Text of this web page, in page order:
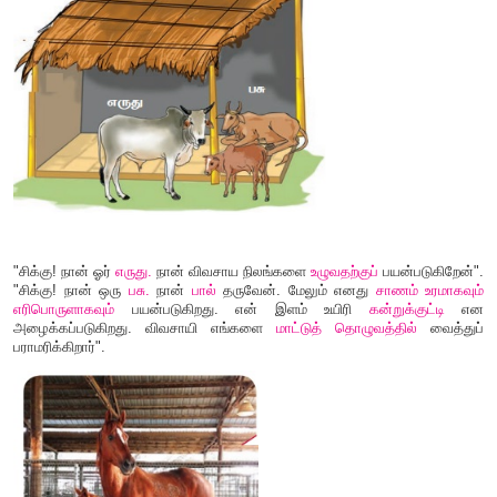
குதிரை,மாடு,நாய்,எருது
நம் வீட்டிலும் வீட்டைச் சுற்றிலும் இந்த விலங்குகளைப் பார்க்க
அவற்றைப் பாதுகாக்கிறோம். இவை வீட்டு
அழைக்கப்படுகின்றன. இவை நமக்குப் பல வழிகளில் உதவி
சில வீட்டு விலங்குகள் நமக்கு விவசாயத் தொழிலில்
பண்ணை விலங்குகள் என அழைக்கப்படுகின்றன.
சிக்கு,பண்ணையையும் பண்ணை விலங்குகளையும்
அறிமுகப்படுத்திக்கொண்டு அவற்றுடன் பேச ஆரம்பித்தது.